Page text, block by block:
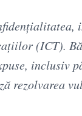
(ICT).
inclusiv
rezolvarea